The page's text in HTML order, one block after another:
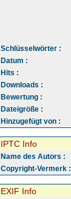
Schlüsselwörter :
Datum :
Hits :
Downloads :
Bewertung :
Dateigröße :
Hinzugefügt von :
IPTC Info
Name des Autors :
Copyright-Vermerk :
EXIF Info